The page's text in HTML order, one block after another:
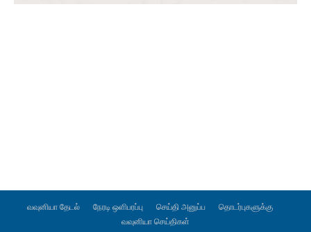
வவுனியா தேடல் நேரடி ஒளிபரப்பு செய்தி அனுப்ப
தொடர்புகளுக்கு
வவுனியா செய்திகள்